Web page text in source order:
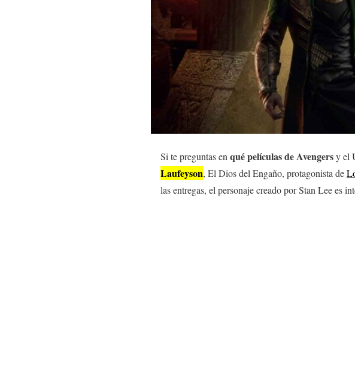
Si te preguntas en qué películas de Avengersy el
Laufeyson, El Dios del Engaño, protagonista de
las entregas, el personaje creado por Stan Lee es